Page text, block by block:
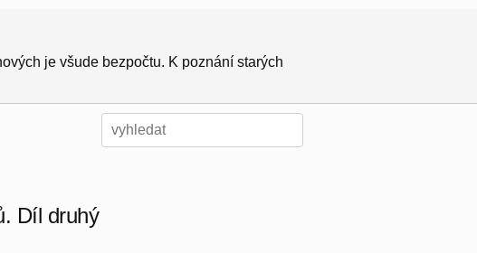
je všude bezpočtu. K poznání starých
Díl druhý